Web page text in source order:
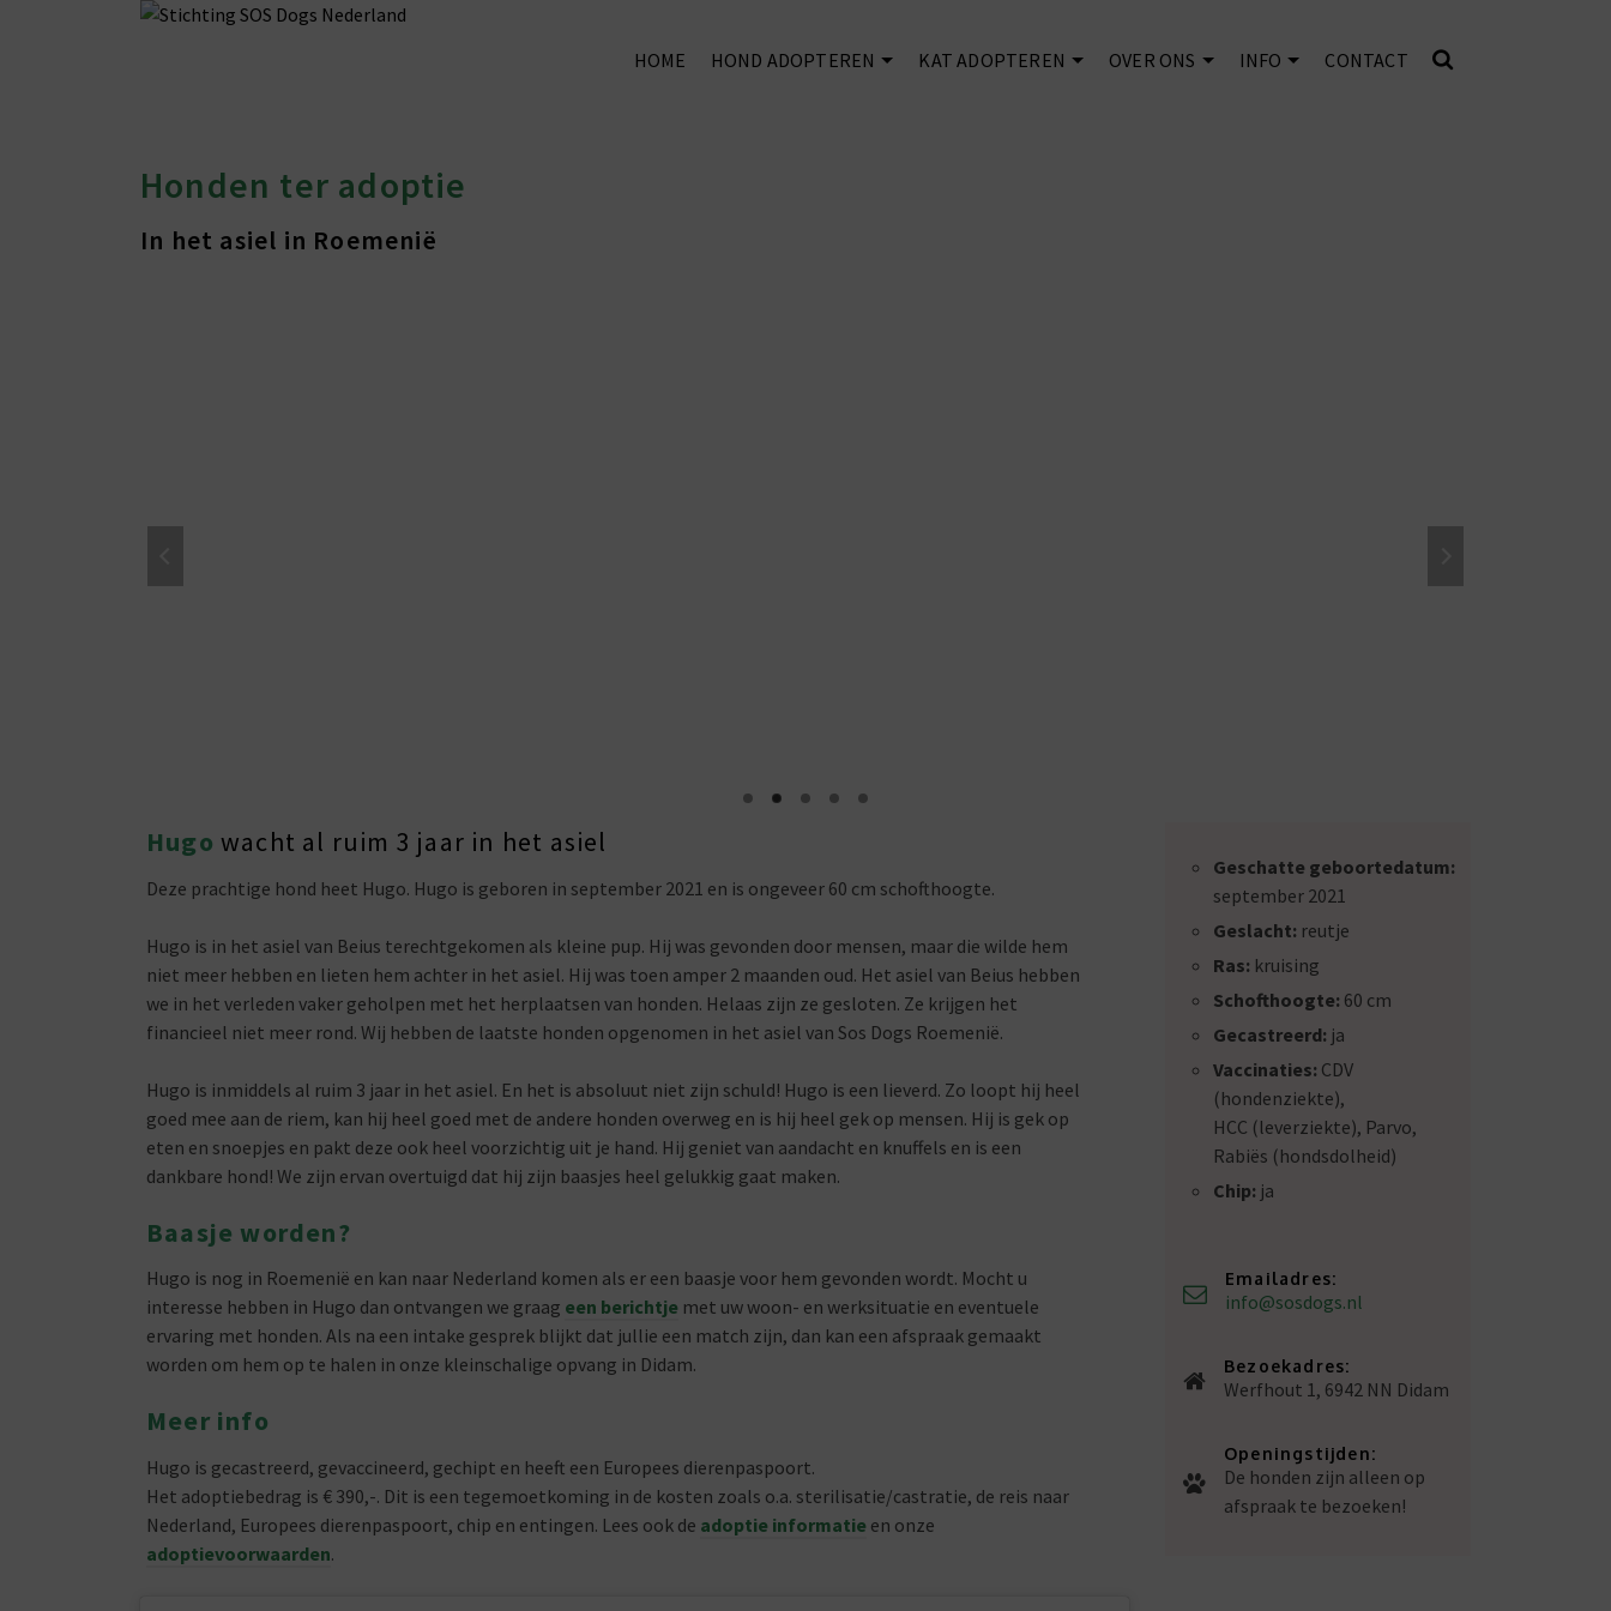
HOME HOND ADOPTEREN KAT ADOPTEREN OVER ONS INFO CONTACT
Honden ter adoptie
In het asiel in Roemenië
Hugo wacht al ruim 3 jaar in het asiel
Deze prachtige hond heet Hugo. Hugo is geboren in september 2021 en is ongeveer 60 cm schofthoogte.
Hugo is in het asiel van Beius terechtgekomen als kleine pup. Hij was gevonden door mensen, maar die wilde hem
niet meer hebben en lieten hem achter in het asiel. Hij was toen amper 2 maanden oud. Het asiel van Beius hebben
we in het verleden vaker geholpen met het herplaatsen van honden. Helaas zijn ze gesloten. Ze krijgen het
financieel niet meer rond. Wij hebben de laatste honden opgenomen in het asiel van Sos Dogs Roemenië.
Hugo is inmiddels al ruim 3 jaar in het asiel. En het is absoluut niet zijn schuld! Hugo is een lieverd. Zo loopt hij heel
goed mee aan de riem, kan hij heel goed met de andere honden overweg en is hij heel gek op mensen. Hij is gek op
eten en snoepjes en pakt deze ook heel voorzichtig uit je hand. Hij geniet van aandacht en knuffels en is een
dankbare hond! We zijn ervan overtuigd dat hij zijn baasjes heel gelukkig gaat maken.
Baasje worden?
Hugo is nog in Roemenië en kan naar Nederland komen als er een baasje voor hem gevonden wordt. Mocht u
interesse hebben in Hugo dan ontvangen we graag een berichtje met uw woon- en werksituatie en eventuele
ervaring met honden. Als na een intake gesprek blijkt dat jullie een match zijn, dan kan een afspraak gemaakt
worden om hem op te halen in onze kleinschalige opvang in Didam.
Meer info
Hugo is gecastreerd, gevaccineerd, gechipt en heeft een Europees dierenpaspoort.
Het adoptiebedrag is € 390,-. Dit is een tegemoetkoming in de kosten zoals o.a. sterilisatie/castratie, de reis naar
Nederland, Europees dierenpaspoort, chip en entingen. Lees ook de adoptie informatie en onze
adoptievoorwaarden.
Geschatte geboortedatum:
september 2021
Geslacht: reutje
Ras: kruising
Schofthoogte: 60 cm
Gecastreerd: ja
Vaccinaties: CDV
(hondenziekte),
HCC (leverziekte), Parvo,
Rabiës (hondsdolheid)
Chip: ja
Emailadres:
info@sosdogs.nl
Bezoekadres:
Werfhout 1, 6942 NN Didam
Openingstijden:
De honden zijn alleen op
afspraak te bezoeken!